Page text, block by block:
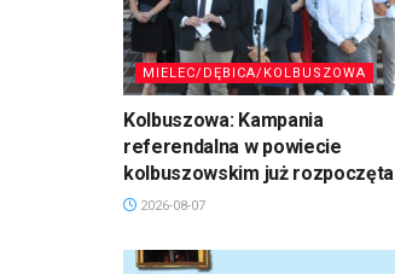
MIELEC/DĘBICA/KOLBUSZOWA
Kolbuszowa: Kampania
referendalna w powiecie
kolbuszowskim już rozpoczęta
2026-08-07